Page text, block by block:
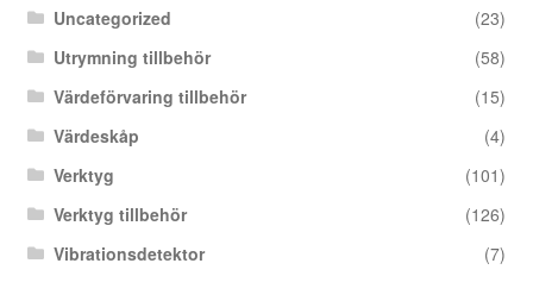
Uncategorized
(23)
Utrymning tillbehör
(58)
Värdeförvaring tillbehör
(15)
Värdeskåp
(4)
Verktyg
(101)
Verktyg tillbehör
(126)
Vibrationsdetektor
(7)